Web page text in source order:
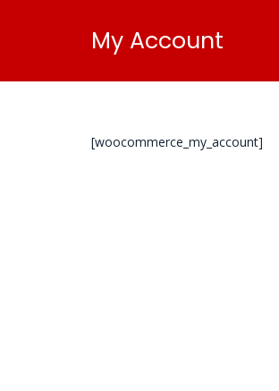
My Account
[woocommerce_my_account]